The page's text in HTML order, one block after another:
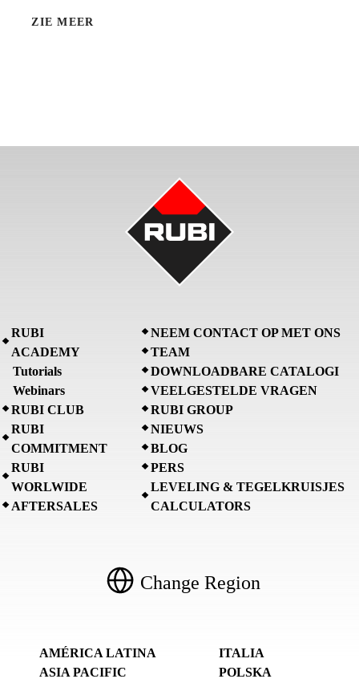
ZIE MEER
RUBI
ACADEMY
Tutorials
Webinars
RUBI CLUB
RUBI
COMMITMENT
RUBI
WORLWIDE
AFTERSALES
NEEM CONTACT OP MET ONS
TEAM
DOWNLOADBARE CATALOGI
VEELGESTELDE VRAGEN
RUBI GROUP
NIEUWS
BLOG
PERS
LEVELING & TEGELKRUISJES
CALCULATORS
Change Region
AMÉRICA LATINA
ASIA PACIFIC
ITALIA
POLSKA